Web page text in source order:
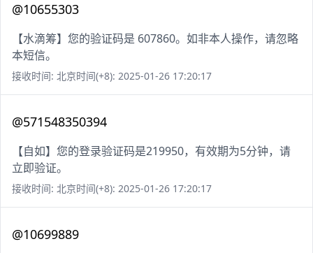
@10655303
【水滴筹】您的验证码是 607860。如非本人操作，请忽略
本短信。
接收时间: 北京时间(+8): 2025-01-26 17:20:17
@571548350394
【自如】您的登录验证码是219950，有效期为5分钟，请
立即验证。
接收时间: 北京时间(+8): 2025-01-26 17:20:17
@10699889